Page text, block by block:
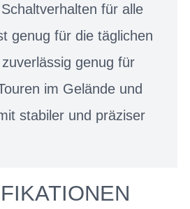
für alle
genug für die täglichen
genug für
im Gelände und
stabiler und präziser